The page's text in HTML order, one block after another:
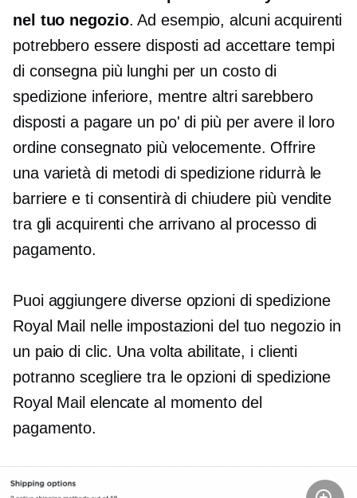
nel tuo negozio. Ad esempio, alcuni acquirenti
potrebbero essere disposti ad accettare tempi
di consegna più lunghi per un costo di
spedizione inferiore, mentre altri sarebbero
disposti a pagare un po' di più per avere il loro
ordine consegnato più velocemente. Offrire
una varietà di metodi di spedizione ridurrà le
barriere e ti consentirà di chiudere più vendite
tra gli acquirenti che arrivano al processo di
pagamento.
Puoi aggiungere diverse opzioni di spedizione
Royal Mail nelle impostazioni del tuo negozio in
un paio di clic. Una volta abilitate, i clienti
potranno scegliere tra le opzioni di spedizione
Royal Mail elencate al momento del
pagamento.